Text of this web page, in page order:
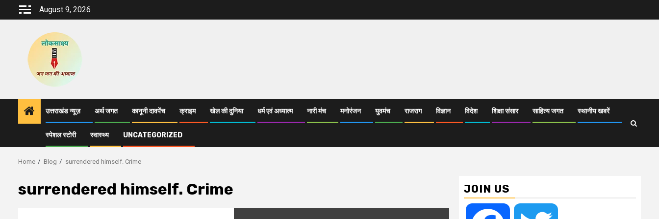
August 9, 2026
उत्तराखंड न्यूज़ अर्थ जगत कानूनी दावपेंच क्राइम खेल की दुनिया धर्म एवं अध्यात्म नारी मंच मनोरंजन युवमंच राजराग विज्ञान विदेश शिक्षा संसार साहित्य जगत स्थानीय खबरें
स्पेशल स्टोरी स्वास्थ्य UNCATEGORIZED
Home Blog surrendered himself. Crime
surrendered himself. Crime JOIN US